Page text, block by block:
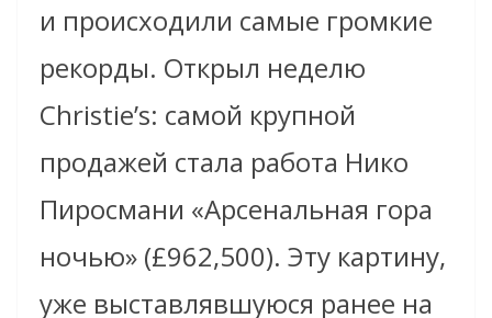
и происходили самые громкие
рекорды. Открыл неделю
Christie’s: самой крупной
продажей стала работа Нико
Пиросмани «Арсенальная гора
ночью» (£962,500). Эту картину,
уже выставлявшуюся ранее на